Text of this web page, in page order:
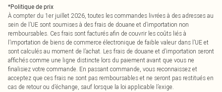
*Politique de prix
À compter du 1er juillet 2026, toutes les commandes livrées à des adresses au
sein de l’UE sont soumises à des frais de douane et d’importation non
remboursables. Ces frais sont facturés afin de couvrir les coûts liés à
l’importation de biens de commerce électronique de faible valeur dans l’UE et
sont calculés au moment de l’achat. Les frais de douane et d’importation seront
affichés comme une ligne distincte lors du paiement avant que vous ne
finalisiez votre commande. En passant commande, vous reconnaissez et
acceptez que ces frais ne sont pas remboursables et ne seront pas restitués en
cas de retour ou d’échange, sauf lorsque la loi applicable l’exige.